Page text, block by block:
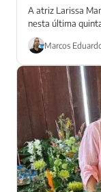
A atriz Larissa
nesta última
porque, em...
Marcos